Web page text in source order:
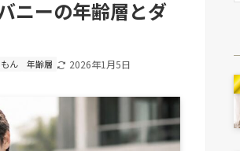
ニーの年齢層とダ
ん 年齢層 2026年1月5日